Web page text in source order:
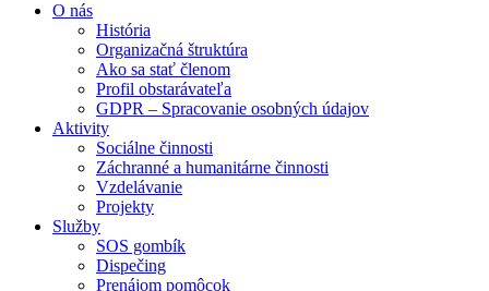
O nás
História
Organizačná štruktúra
Ako sa stať členom
Profil obstarávateľa
GDPR – Spracovanie osobných údajov
Aktivity
Sociálne činnosti
Záchranné a humanitárne činnosti
Vzdelávanie
Projekty
Služby
SOS gombík
Dispečing
Prenájom pomôcok